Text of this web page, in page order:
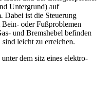
Untergrund) auf
Dabei ist die Steuerung
oder Fußproblemen
und Bremshebel befinden
leicht zu erreichen.